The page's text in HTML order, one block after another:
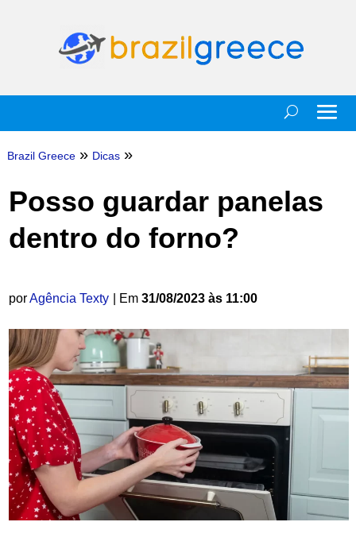
Brazil Greece » Dicas »
Posso guardar panelas
dentro do forno?
porAgência Texty | Em 31/08/2023 às 11:00